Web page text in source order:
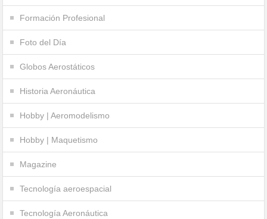
Formación Profesional
Foto del Día
Globos Aerostáticos
Historia Aeronáutica
Hobby | Aeromodelismo
Hobby | Maquetismo
Magazine
Tecnología aeroespacial
Tecnología Aeronáutica